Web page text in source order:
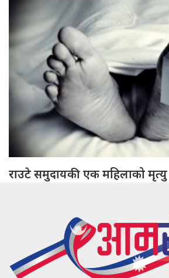
राउटे समुदायकी एक महिलाको मृत्यु